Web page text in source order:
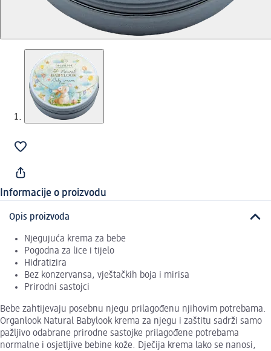
Informacije o proizvodu
Opis proizvoda
Njegujuća krema za bebe
Pogodna za lice i tijelo
Hidratizira
Bez konzervansa, vještačkih boja i mirisa
Prirodni sastojci
Bebe zahtijevaju posebnu njegu prilagođenu njihovim potrebama.
Organlook Natural Babylook krema za njegu i zaštitu sadrži samo
pažljivo odabrane prirodne sastojke prilagođene potrebama
normalne i osjetljive bebine kože. Dječija krema lako se nanosi,